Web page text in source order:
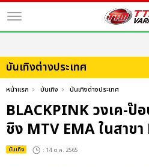
บันเทิงต่างประเทศ
หน้าแรก บันเทิง บันเทิงต่างประเทศ
BLACKPINK วงเค-ป๊
ชิง MTV EMA ในสาขา
บันเทิง : 14 ต.ค. 2565